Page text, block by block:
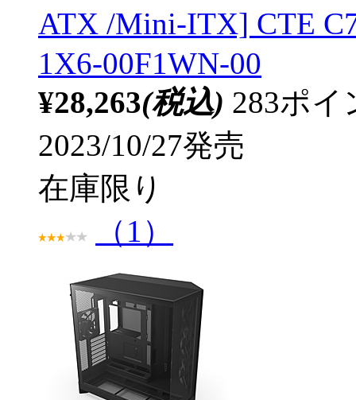
ATX /Mini-ITX] CTE
1X6-00F1WN-00
¥28,263(税込) 283ポ
2023/10/27発売
在庫限り
（1）